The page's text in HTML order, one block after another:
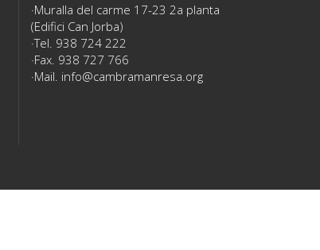
Muralla del carme 17-23 2a planta
(Edifici Can Jorba)
Tel. 938 724 222
Fax. 938 727 766
Mail. info@cambramanresa.org